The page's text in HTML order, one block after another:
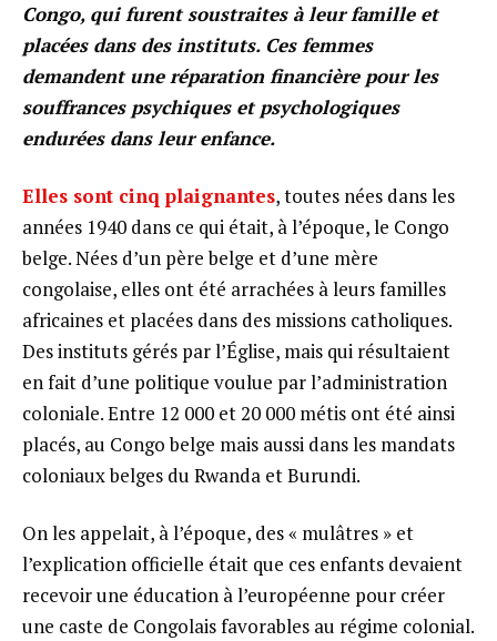
Congo, qui furent soustraites à leur famille et
placées dans des instituts. Ces femmes
demandent une réparation financière pour les
souffrances psychiques et psychologiques
endurées dans leur enfance.
Elles sont cinq plaignantes, toutes nées dans les
années 1940 dans ce qui était, à l’époque, le Congo
belge. Nées d’un père belge et d’une mère
congolaise, elles ont été arrachées à leurs familles
africaines et placées dans des missions catholiques.
Des instituts gérés par l’Église, mais qui résultaient
en fait d’une politique voulue par l’administration
coloniale. Entre 12 000 et 20 000 métis ont été ainsi
placés, au Congo belge mais aussi dans les mandats
coloniaux belges du Rwanda et Burundi.
On les appelait, à l’époque, des « mulâtres » et
l’explication officielle était que ces enfants devaient
recevoir une éducation à l’européenne pour créer
une caste de Congolais favorables au régime colonial.